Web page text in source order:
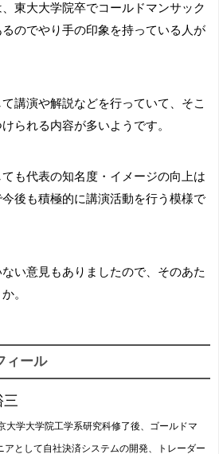
東大大学院卒でコールドマンサック
のでやり手の印象を持っている人が
講演や解説などを行っていて、そこ
られる内容が多いようです。
も代表の知名度・イメージの向上は
後も積極的に講演活動を行う模様で
い意見もありましたので、そのあた
。
ィール
大学大学院工学系研究科修了後、ゴールドマ
アとして自社決済システムの開発、トレーダー